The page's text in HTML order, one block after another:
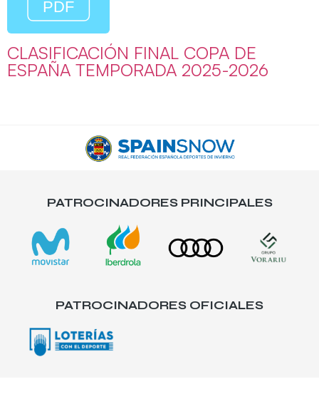
CLASIFICACIÓN FINAL COPA DE
ESPAÑA TEMPORADA 2025-2026
PATROCINADORES PRINCIPALES
PATROCINADORES OFICIALES